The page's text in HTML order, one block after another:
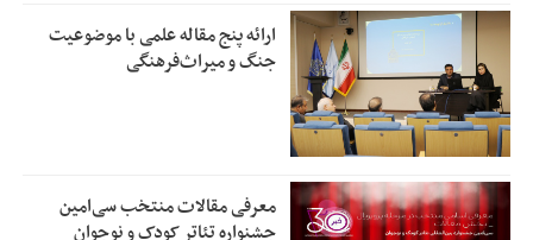
ارائه پنج مقاله علمی با موضوعیت
جنگ و میراث‌فرهنگی
معرفی مقالات منتخب سی‌امین
جشنواره تئاتر کودک و نوجوان